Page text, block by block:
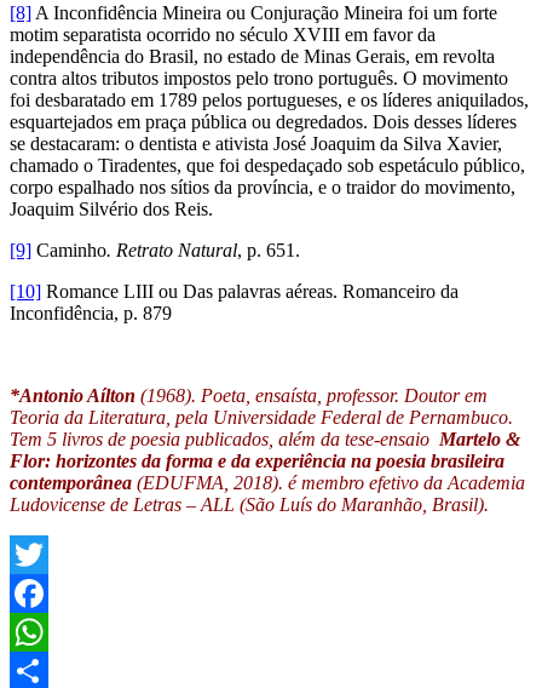
[8] A Inconfidência Mineira ou Conjuração Mineira foi um forte
motim separatista ocorrido no século XVIII em favor da
independência do Brasil, no estado de Minas Gerais, em revolta
contra altos tributos impostos pelo trono português. O movimento
foi desbaratado em 1789 pelos portugueses, e os líderes aniquilados,
esquartejados em praça pública ou degredados. Dois desses líderes
se destacaram: o dentista e ativista José Joaquim da Silva Xavier,
chamado o Tiradentes, que foi despedaçado sob espetáculo público,
corpo espalhado nos sítios da província, e o traidor do movimento,
Joaquim Silvério dos Reis.
[9] Caminho. Retrato Natural, p. 651.
[10] Romance LIII ou Das palavras aéreas. Romanceiro da
Inconfidência, p. 879
*Antonio Aílton (1968). Poeta, ensaísta, professor. Doutor em
Teoria da Literatura, pela Universidade Federal de Pernambuco.
Tem 5 livros de poesia publicados, além da tese-ensaio Martelo &
Flor: horizontes da forma e da experiência na poesia brasileira
contemporânea (EDUFMA, 2018). é membro efetivo da Academia
Ludovicense de Letras – ALL (São Luís do Maranhão, Brasil).
Twitter
Facebook
WhatsApp